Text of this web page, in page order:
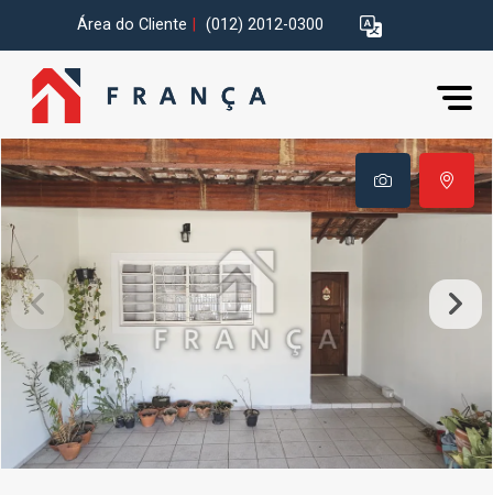
Área do Cliente (012) 2012-0300